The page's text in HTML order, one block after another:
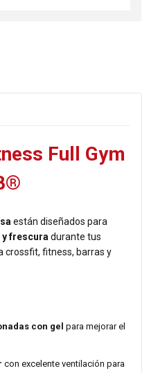
Full Gym
están diseñados para
frescura durante tus
crossfit, fitness, barras y
con gel para mejorar el
con excelente ventilación para